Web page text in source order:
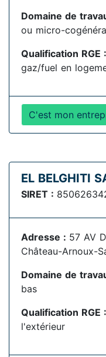
Domaine de
ou micro-
Qualification RGE :
gaz/fuel en
C'est mon
EL BELGHITI
SIRET :
Adresse : 57 AV
Château-Arnoux-
Domaine de
bas
Qualification RGE :
l'extérieur